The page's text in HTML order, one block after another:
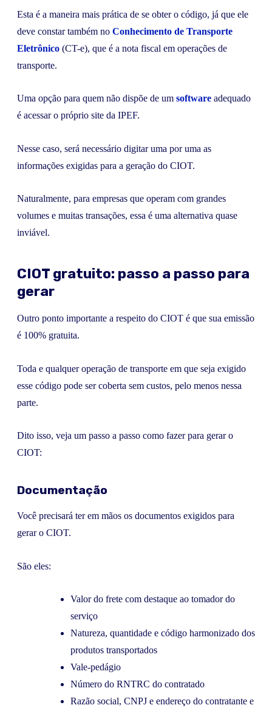
Esta é a maneira mais prática de se obter o código, já que ele
deve constar também no Conhecimento de Transporte
Eletrônico (CT-e), que é a nota fiscal em operações de
transporte.
Uma opção para quem não dispõe de um software adequado
é acessar o próprio site da IPEF.
Nesse caso, será necessário digitar uma por uma as
informações exigidas para a geração do CIOT.
Naturalmente, para empresas que operam com grandes
volumes e muitas transações, essa é uma alternativa quase
inviável.
CIOT gratuito: passo a passo para
gerar
Outro ponto importante a respeito do CIOT é que sua emissão
é 100% gratuita.
Toda e qualquer operação de transporte em que seja exigido
esse código pode ser coberta sem custos, pelo menos nessa
parte.
Dito isso, veja um passo a passo como fazer para gerar o
CIOT:
Documentação
Você precisará ter em mãos os documentos exigidos para
gerar o CIOT.
São eles:
Valor do frete com destaque ao tomador do
serviço
Natureza, quantidade e código harmonizado dos
produtos transportados
Vale-pedágio
Número do RNTRC do contratado
Razão social, CNPJ e endereço do contratante e